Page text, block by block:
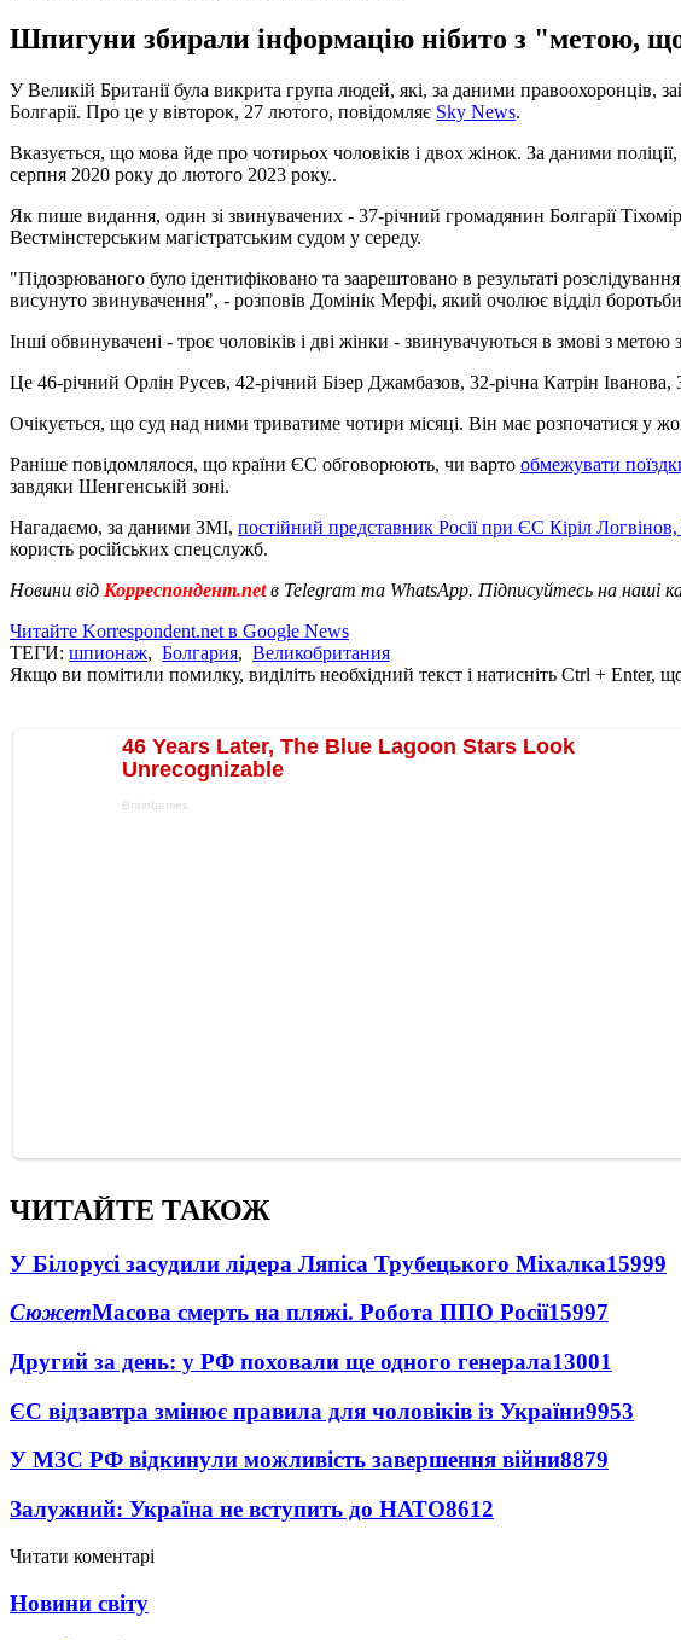
Шпигуни збирали інформацію нібито з "метою,
У Великій Британії була викрита група людей, які, за даними правоохоронців,
Болгарії. Про це у вівторок, 27 лютого, повідомляє Sky News.
Вказується, що мова йде про чотирьох чоловіків і двох жінок. За даними
серпня 2020 року до лютого 2023 року..
Як пише видання, один зі звинувачених - 37-річний громадянин Болгарії
Вестмінстерським магістратським судом у середу.
"Підозрюваного було ідентифіковано та заарештовано в результаті
висунуто звинувачення", - розповів Домінік Мерфі, який очолює відділ
Інші обвинувачені - троє чоловіків і дві жінки - звинувачуються в змові з
Це 46-річний Орлін Русев, 42-річний Бізер Джамбазов, 32-річна Катрін
Очікується, що суд над ними триватиме чотири місяці. Він має розпочатися у
Раніше повідомлялося, що країни ЄС обговорюють, чи варто обмежувати
завдяки Шенгенській зоні.
Нагадаємо, за даними ЗМІ, постійний представник Росії при ЄС Кіріл
користь російських спецслужб.
Новини від Корреспондент.netв Telegram та WhatsApp. Підписуйтесь на наші
Читайте Korrespondent.net в Google News
ТЕГИ: шпионаж, Болгария, Великобритания
Якщо ви помітили помилку, виділіть необхідний текст і натисніть Ctrl + Enter,
ЧИТАЙТЕ ТАКОЖ
У Білорусі засудили лідера Ляпіса Трубецького Міхалка15999
СюжетМасова смерть на пляжі. Робота ППО Росії15997
Другий за день: у РФ поховали ще одного генерала13001
ЄС відзавтра змінює правила для чоловіків із України9953
У МЗС РФ відкинули можливість завершення війни8879
Залужний: Україна не вступить до НАТО8612
Читати коментарі
Новини світу